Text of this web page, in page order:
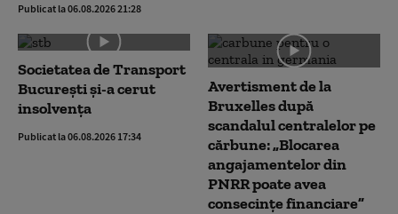
Publicat la 06.08.2026 21:28
Societatea de Transport
București și-a cerut
insolvența
Publicat la 06.08.2026 17:34
Avertisment de la
Bruxelles după
scandalul centralelor pe
cărbune: „Blocarea
angajamentelor din
PNRR poate avea
consecințe financiare”